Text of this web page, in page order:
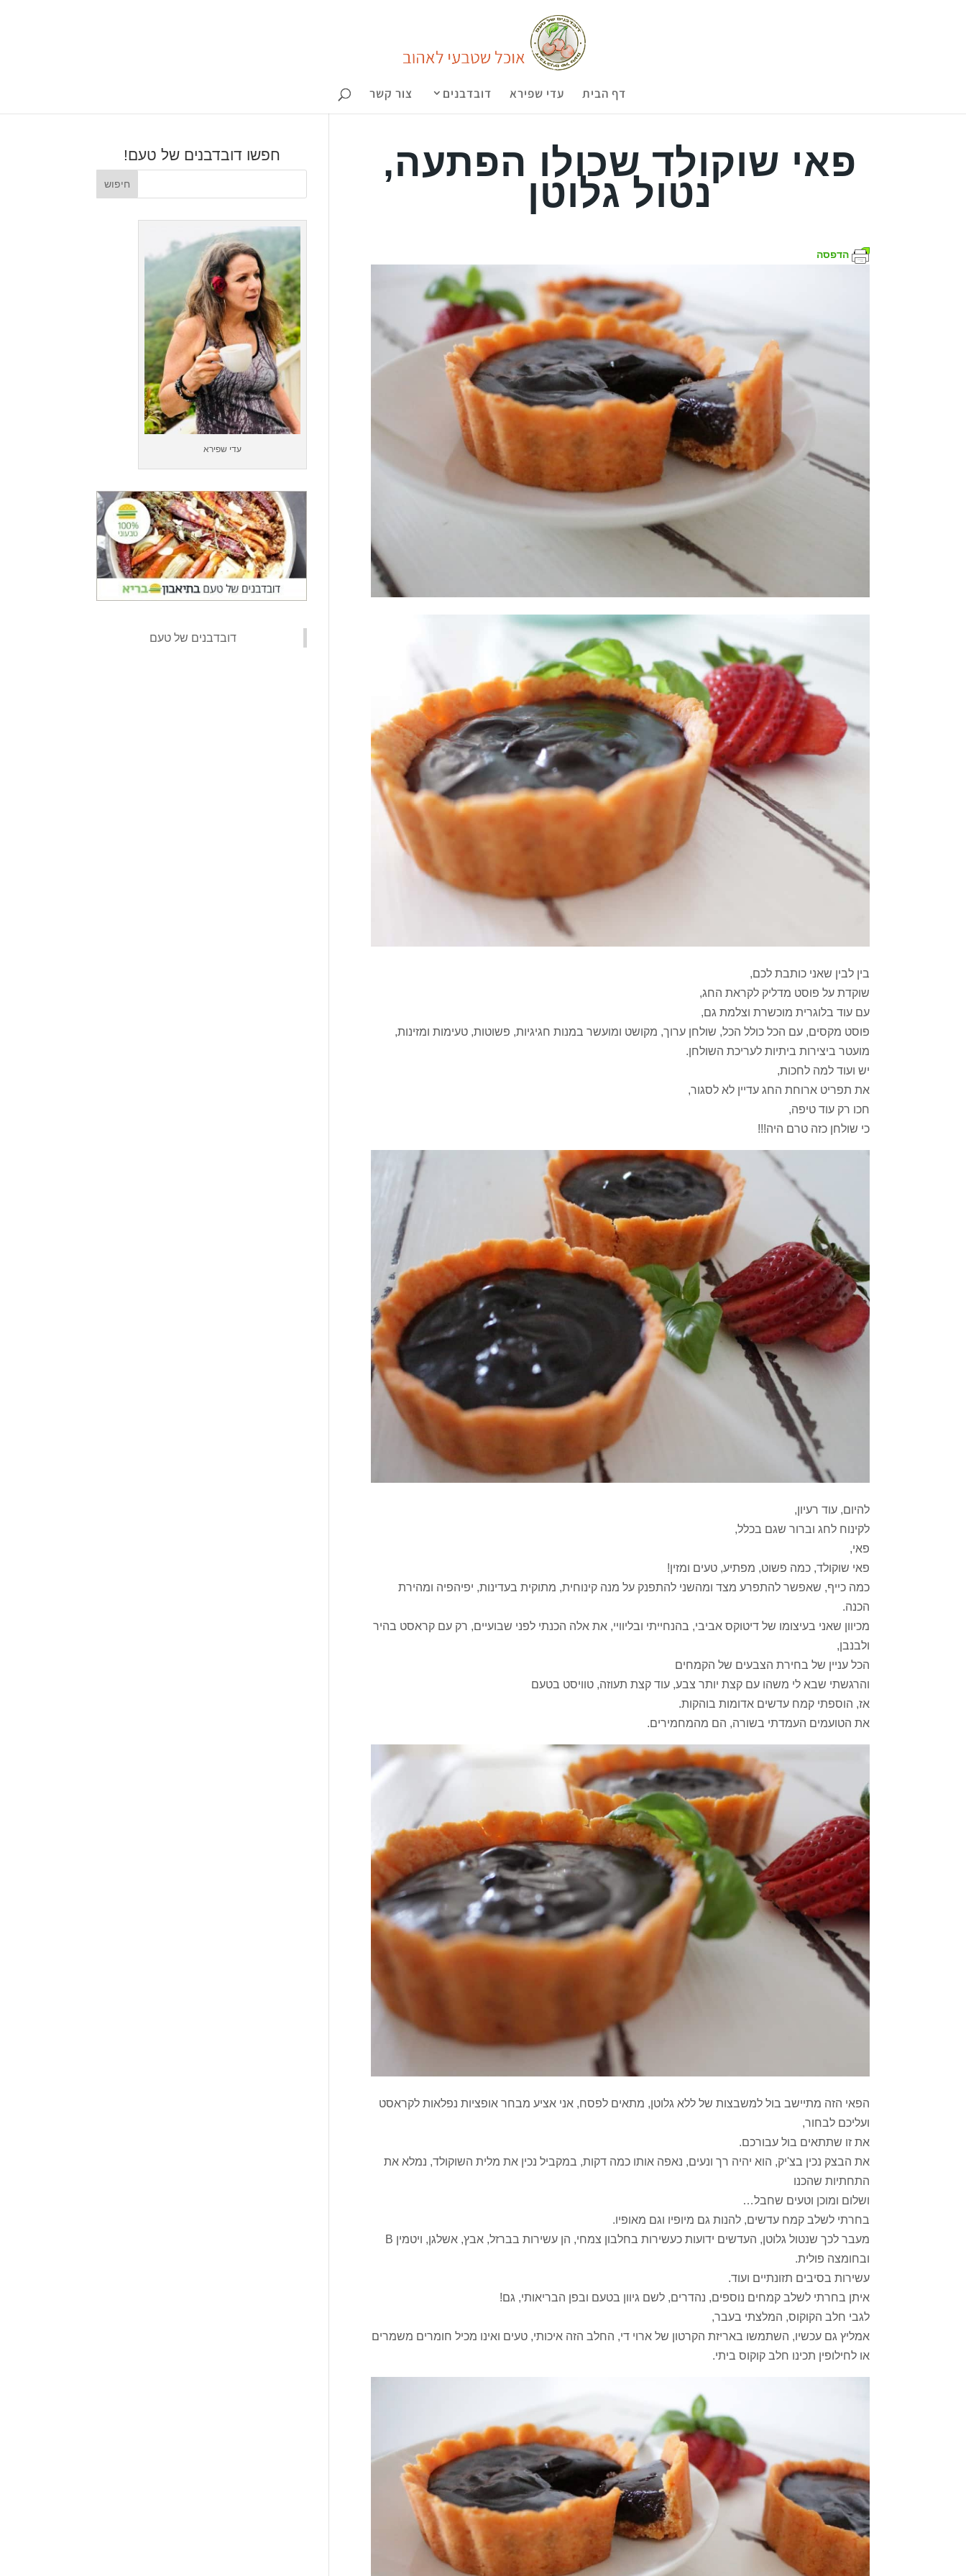
דף הבית עדי שפירא דובדבנים צור קשר
פאי שוקולד שכולו הפתעה,
נטול גלוטן
הדפסה
בין לבין שאני כותבת לכם,
שוקדת על פוסט מדליק לקראת החג,
עם עוד בלוגרית מוכשרת וצלמת גם,
פוסט מקסים, עם הכל כולל הכל, שולחן ערוך, מקושט ומועשר במנות חגיגיות, פשוטות, טעימות ומזינות,
מועטר ביצירות ביתיות לעריכת השולחן.
יש ועוד למה לחכות,
את תפריט ארוחת החג עדיין לא לסגור,
חכו רק עוד טיפה,
כי שולחן כזה טרם היה!!!
להיום, עוד רעיון,
לקינוח לחג וברור שגם בכלל,
פאי,
פאי שוקולד, כמה פשוט, מפתיע, טעים ומזין!
כמה כייף, שאפשר להתפרע מצד ומהשני להתפנק על מנה קינוחית, מתוקית בעדינות, יפיהפיה ומהירת
הכנה.
מכיוון שאני בעיצומו של דיטוקס אביבי, בהנחייתי ובליוויי, את אלה הכנתי לפני שבועיים, רק עם קראסט בהיר
ולבנבן,
הכל עניין של בחירת הצבעים של הקמחים
והרגשתי שבא לי משהו עם קצת יותר צבע, עוד קצת תעוזה, טוויסט בטעם
אז, הוספתי קמח עדשים אדומות בוהקות.
את הטועמים העמדתי בשורה, הם מהמחמירים.
הפאי הזה מתיישב בול למשבצות של ללא גלוטן, מתאים לפסח, אני אציע מבחר אופציות נפלאות לקראסט
ועליכם לבחור,
את זו שתתאים בול עבורכם.
את הבצק נכין בצ'יק, הוא יהיה רך ונעים, נאפה אותו כמה דקות, במקביל נכין את מלית השוקולד, נמלא את
התחתיות שהכנו
ושלום ומוכן וטעים שחבל…
בחרתי לשלב קמח עדשים, להנות גם מיופיו וגם מאופיו.
מעבר לכך שנטול גלוטן, העדשים ידועות כעשירות בחלבון צמחי, הן עשירות בברזל, אבץ, אשלגן, ויטמין B
ובחומצה פולית.
עשירות בסיבים תזונתיים ועוד.
איתן בחרתי לשלב קמחים נוספים, נהדרים, לשם גיוון בטעם ובפן הבריאותי, גם!
לגבי חלב הקוקוס, המלצתי בעבר,
אמליץ גם עכשיו, השתמשו באריזת הקרטון של ארוי די, החלב הזה איכותי, טעים ואינו מכיל חומרים משמרים
או לחילופין תכינו חלב קוקוס ביתי.
חפשו דובדבנים של טעם!
עדי שפירא
‏דובדבנים של טעם‏